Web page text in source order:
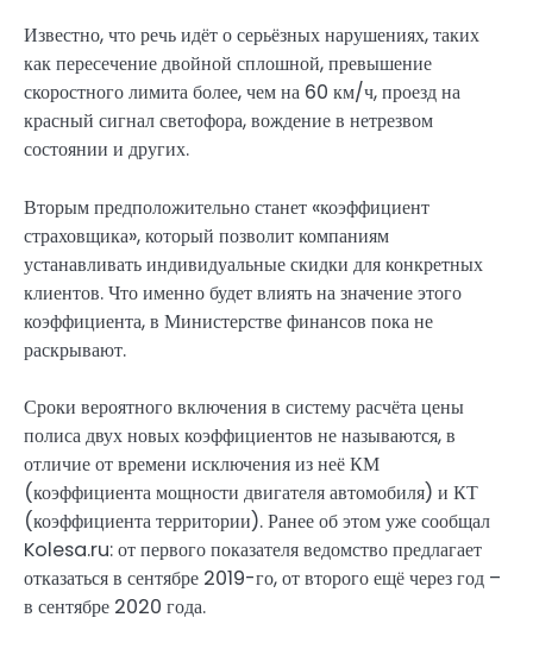
Известно, что речь идёт о серьёзных нарушениях, таких
как пересечение двойной сплошной, превышение
скоростного лимита более, чем на 60 км/ч, проезд на
красный сигнал светофора, вождение в нетрезвом
состоянии и других.
Вторым предположительно станет «коэффициент
страховщика», который позволит компаниям
устанавливать индивидуальные скидки для конкретных
клиентов. Что именно будет влиять на значение этого
коэффициента, в Министерстве финансов пока не
раскрывают.
Сроки вероятного включения в систему расчёта цены
полиса двух новых коэффициентов не называются, в
отличие от времени исключения из неё КМ
(коэффициента мощности двигателя автомобиля) и КТ
(коэффициента территории). Ранее об этом уже сообщал
Kolesa.ru: от первого показателя ведомство предлагает
отказаться в сентябре 2019-го, от второго ещё через год –
в сентябре 2020 года.